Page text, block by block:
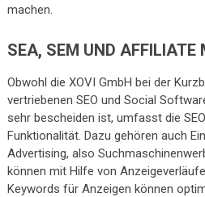
machen.
SEA, SEM UND AFFILIATE
Obwohl die XOVI GmbH bei der
vertriebenen SEO und Social
sehr bescheiden ist, umfasst die
Funktionalität. Dazu gehören auch
Advertising, also
können mit Hilfe von
Keywords für Anzeigen können